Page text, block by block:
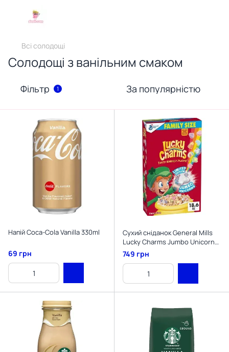
Всі солодощі
Солодощі з ванільним смаком
Фільтр 1 За популярністю
Напій Coca-Cola Vanilla 330ml
69 грн
Сухий сніданок General Mills
Lucky Charms Jumbo Unicorns
with Marshmallows Family Size
527г
749 грн